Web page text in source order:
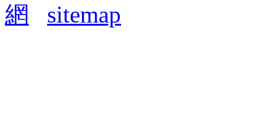
網
sitemap